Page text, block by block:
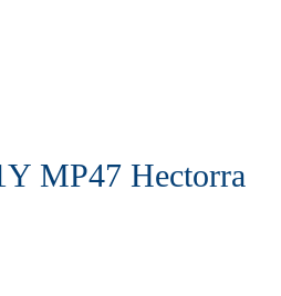
MP47 Hectorra